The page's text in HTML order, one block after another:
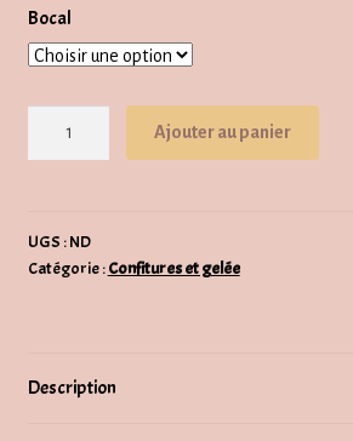
Bocal
fraise
Ajouter au panier
UGS :ND
Catégorie :Confitures et gelée
Description